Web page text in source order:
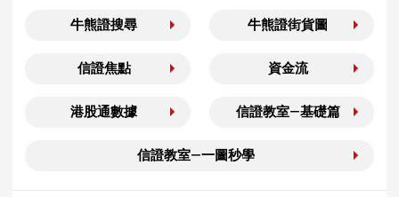
牛熊證搜尋 牛熊證街貨圖
信證焦點 資金流
港股通數據 信證教室—基礎篇
信證教室—一圖秒學